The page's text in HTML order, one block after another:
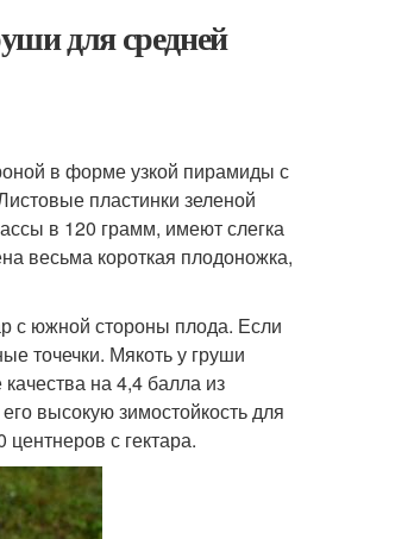
для средней
в форме узкой пирамиды с
пластинки зеленой
в 120 грамм, имеют слегка
весьма короткая плодоножка,
с южной стороны плода. Если
точечки. Мякоть у груши
на 4,4 балла из
высокую зимостойкость для
с гектара.